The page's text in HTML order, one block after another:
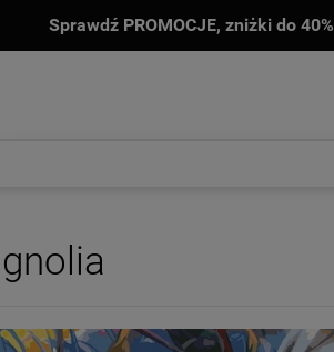
Sprawdź PROMOCJE, zniżki do 40%